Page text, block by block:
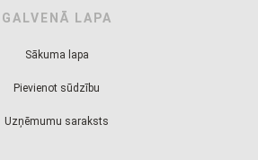
GALVENĀ LAPA
Sākuma lapa
Pievienot sūdzību
Uzņēmumu saraksts